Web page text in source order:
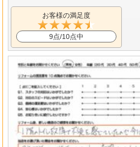
お客様の満足度
9点/10点中